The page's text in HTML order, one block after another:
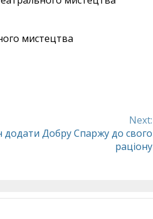
мистецтва
Next:
додати Добру Спаржу до свого
раціону